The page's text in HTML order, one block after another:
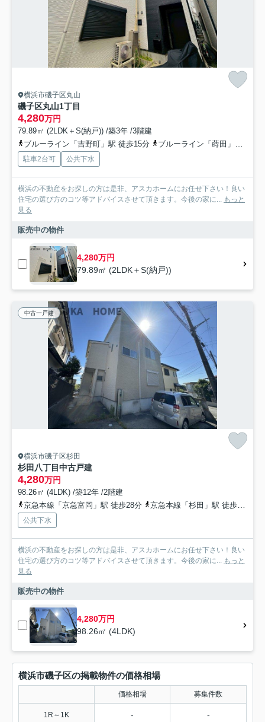
横浜市磯子区丸山
磯子区丸山1丁目
4,280万円
79.89㎡ (2LDK＋S(納戸)) /築3年 /3階建
ブルーライン「吉野町」駅 徒歩15分
ブルーライン「蒔田」駅 徒歩17分
駐車2台可 公共下水
横浜の不動産をお探しの方は是非、アスカホームにお任せ下さい！良い
住宅の選び方のコツ等アドバイスさせて頂きます。今後の家に... もっと
見る
販売中の物件
4,280万円
79.89㎡ (2LDK＋S(納戸))
中古一戸建
横浜市磯子区杉田
杉田八丁目中古戸建
4,280万円
98.26㎡ (4LDK) /築12年 /2階建
京急本線「京急富岡」駅 徒歩28分
京急本線「杉田」駅 徒歩24分
公共下水
横浜の不動産をお探しの方は是非、アスカホームにお任せ下さい！良い
住宅の選び方のコツ等アドバイスさせて頂きます。今後の家に... もっと
見る
販売中の物件
4,280万円
98.26㎡ (4LDK)
横浜市磯子区の掲載物件の価格相場
価格相場 募集件数
1R～1K - -